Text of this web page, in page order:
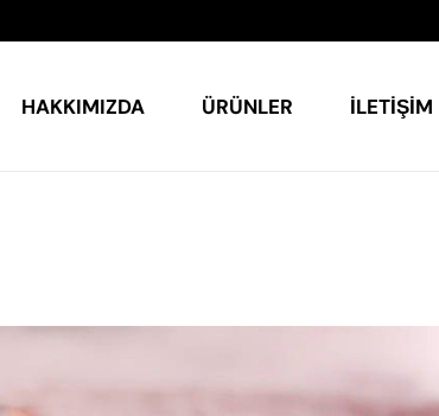
HAKKIMIZDA ÜRÜNLER İLETIŞIM